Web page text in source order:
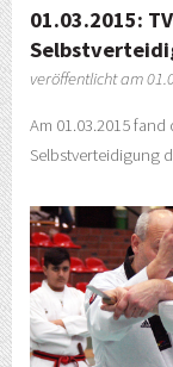
01.03.2015:
veröffentlicht am
Am 01.03.2015
Selbstverteidigung